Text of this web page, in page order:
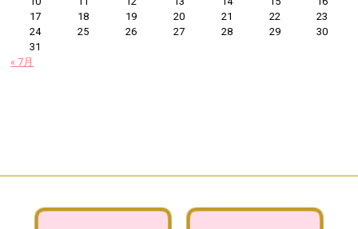
17
18 19 20 21 22
23
24
25 26 27 28 29
30
31
« 7月